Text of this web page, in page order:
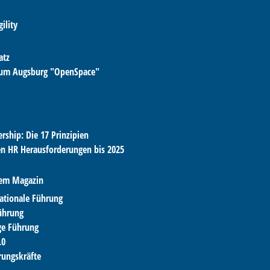
Augsburg "OpenSpace"
Die 17 Prinzipien
HR Herausforderungen bis 2025
Magazin
Führung
Führung